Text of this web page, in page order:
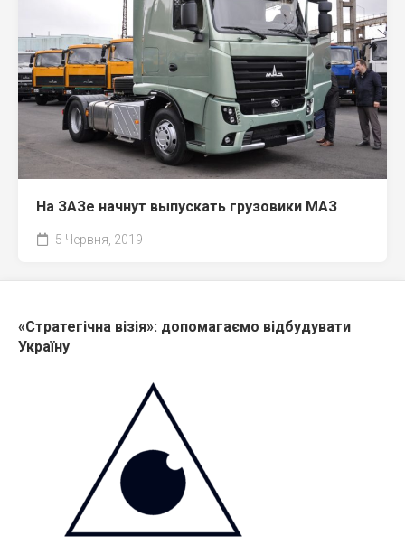
На ЗАЗе начнут выпускать грузовики МАЗ
5 Червня, 2019
«Стратегічна візія»: допомагаємо відбудувати
Україну